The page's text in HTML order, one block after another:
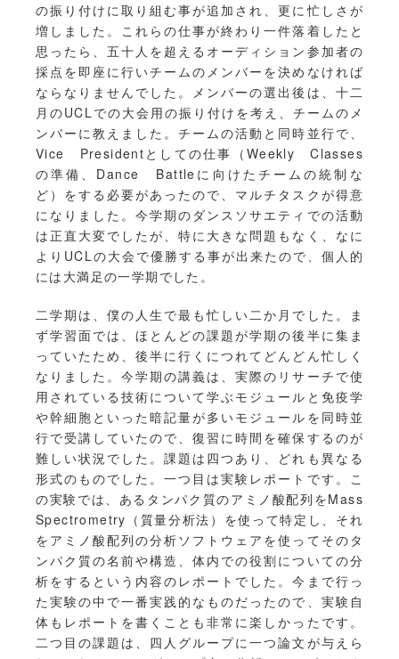
の振り付けに取り組む事が追加され、更に忙しさが
増しました。これらの仕事が終わり一件落着したと
思ったら、五十人を超えるオーディション参加者の
採点を即座に行いチームのメンバーを決めなければ
ならなりませんでした。メンバーの選出後は、十二
月のUCLでの大会用の振り付けを考え、チームのメ
ンバーに教えました。チームの活動と同時並行で、
Vice Presidentとしての仕事（Weekly Classes
の準備、Dance Battleに向けたチームの統制な
ど）をする必要があったので、マルチタスクが得意
になりました。今学期のダンスソサエティでの活動
は正直大変でしたが、特に大きな問題もなく、なに
よりUCLの大会で優勝する事が出来たので、個人的
には大満足の一学期でした。
二学期は、僕の人生で最も忙しい二か月でした。ま
ず学習面では、ほとんどの課題が学期の後半に集ま
っていたため、後半に行くにつれてどんどん忙しく
なりました。今学期の講義は、実際のリサーチで使
用されている技術について学ぶモジュールと免疫学
や幹細胞といった暗記量が多いモジュールを同時並
行で受講していたので、復習に時間を確保するのが
難しい状況でした。課題は四つあり、どれも異なる
形式のものでした。一つ目は実験レポートです。こ
の実験では、あるタンパク質のアミノ酸配列をMass
Spectrometry（質量分析法）を使って特定し、それ
をアミノ酸配列の分析ソフトウェアを使ってそのタ
ンパク質の名前や構造、体内での役割についての分
析をするという内容のレポートでした。今まで行っ
た実験の中で一番実践的なものだったので、実験自
体もレポートを書くことも非常に楽しかったです。
二つ目の課題は、四人グループに一つ論文が与えら